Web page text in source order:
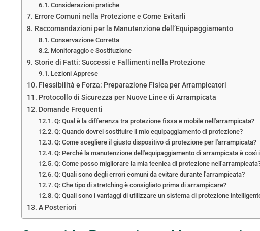
Considerazioni pratiche
Errore Comuni nella Protezione e Come Evitarli
Raccomandazioni per la Manutenzione dell’Equipaggiamento
Conservazione Corretta
Monitoraggio e Sostituzione
Storie di Fatti: Successi e Fallimenti nella Protezione
Lezioni Apprese
Flessibilità e Forza: Preparazione Fisica per Arrampicatori
Protocollo di Sicurezza per Nuove Linee di Arrampicata
Domande Frequenti
Q: Qual è la differenza tra protezione fissa e mobile nell'arrampicata?
Q: Quando dovrei sostituire il mio equipaggiamento di protezione?
Q: Come scegliere il giusto dispositivo di protezione per l'arrampicata?
Q: Perché la manutenzione dell'equipaggiamento di arrampicata è così
Q: Come posso migliorare la mia tecnica di protezione
Q: Quali sono degli errori comuni da evitare durante l'arrampicata?
Q: Che tipo di stretching è consigliato prima di arrampicare?
Q: Quali sono i vantaggi di utilizzare un sistema di protezione
A Posteriori